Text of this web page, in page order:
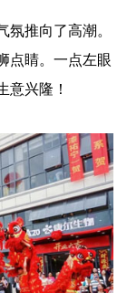
推向了高潮。
点睛。一点左眼
意兴隆！